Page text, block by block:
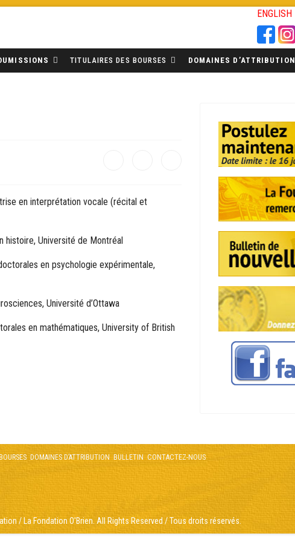
ENGLISH
TITULAIRES DES BOURSES DOMAINES D’ATTRIBUTION
en interprétation vocale (récital et
histoire, Université de Montréal
en psychologie expérimentale,
Université d’Ottawa
en mathématiques, University of British
DOMAINES D’ATTRIBUTION BULLETIN CONTACTEZ-NOUS
/ La Fondation O'Brien. All Rights Reserved / Tous droits réservés.